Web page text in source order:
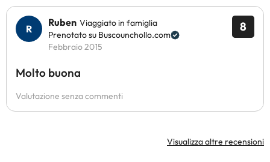
8
Ruben Viaggiato in famiglia
Prenotato su Buscounchollo.com
Febbraio 2015
Molto buona
Valutazione senza commenti
Visualizza altre recensioni